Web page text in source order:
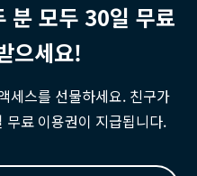
분 모두 30일 무료
으세요!
세스를 선물하세요. 친구가
료 이용권이 지급됩니다.